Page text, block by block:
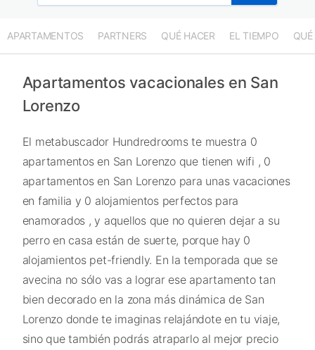
APARTAMENTOS PARTNERS QUÉ HACER EL TIEMPO QUÉ
Apartamentos vacacionales en San
Lorenzo
El metabuscador Hundredrooms te muestra 0
apartamentos en San Lorenzo que tienen wifi , 0
apartamentos en San Lorenzo para unas vacaciones
en familia y 0 alojamientos perfectos para
enamorados , y aquellos que no quieren dejar a su
perro en casa están de suerte, porque hay 0
alojamientos pet-friendly. En la temporada que se
avecina no sólo vas a lograr ese apartamento tan
bien decorado en la zona más dinámica de San
Lorenzo donde te imaginas relajándote en tu viaje,
sino que también podrás atraparlo al mejor precio